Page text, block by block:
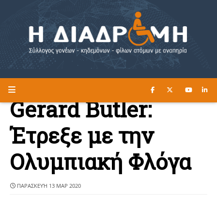
Η ΔΙΑΔΡΟΜΗ ΔΙΑΒΑΣΤΕ ΕΔΩ ►
Gerard Butler:
Έτρεξε με την
Ολυμπιακή Φλόγα
ΠΑΡΑΣΚΕΥΉ 13 ΜΑΡ 2020